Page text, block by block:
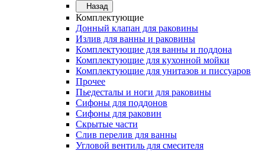
Назад
Комплектующие
Донный клапан для раковины
Излив для ванны и раковины
Комплектующие для ванны и поддона
Комплектующие для кухонной мойки
Комплектующие для унитазов и писсуаров
Прочее
Пьедесталы и ноги для раковины
Сифоны для поддонов
Сифоны для раковин
Скрытые части
Слив перелив для ванны
Угловой вентиль для смесителя